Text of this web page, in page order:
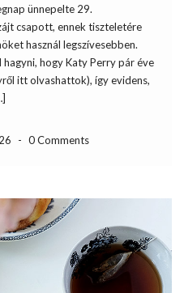
ünnepelte 29.
csapott, ennek tiszteletére
használ legszívesebben.
hogy Katy Perry pár éve
itt olvashattok), így evidens,
- 0 Comments